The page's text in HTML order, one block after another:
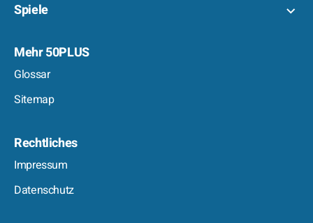
Spiele
Mehr 50PLUS
Glossar
Sitemap
Rechtliches
Impressum
Datenschutz